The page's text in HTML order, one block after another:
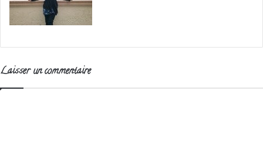
Laisser un commentaire